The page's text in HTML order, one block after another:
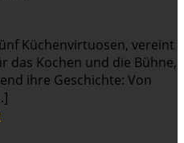
Küchenvirtuosen, vereint
das Kochen und die Bühne,
ihre Geschichte: Von